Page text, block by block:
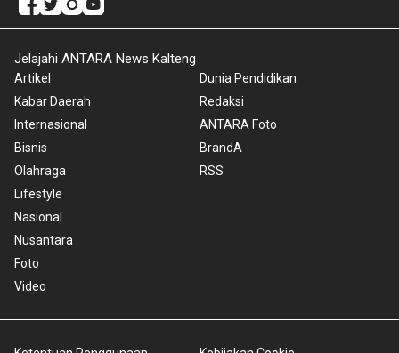
Jelajahi ANTARA News Kalteng
Artikel
Kabar Daerah
Internasional
Bisnis
Olahraga
Lifestyle
Nasional
Nusantara
Foto
Video
Dunia Pendidikan
Redaksi
ANTARA Foto
BrandA
RSS